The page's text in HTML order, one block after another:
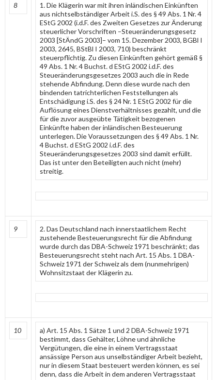
8
1. Die Klägerin war mit ihren inländischen Einkünften
aus nichtselbständiger Arbeit i.S. des § 49 Abs. 1 Nr. 4
EStG 2002 (i.d.F. des Zweiten Gesetzes zur Änderung
steuerlicher Vorschriften –Steueränderungsgesetz
2003 [StÄndG 2003]– vom 15. Dezember 2003, BGBl I
2003, 2645, BStBl I 2003, 710) beschränkt
steuerpflichtig. Zu diesen Einkünften gehört gemäß §
49 Abs. 1 Nr. 4 Buchst. d EStG 2002 i.d.F. des
Steueränderungsgesetzes 2003 auch die in Rede
stehende Abfindung. Denn diese wurde nach den
bindenden tatrichterlichen Feststellungen als
Entschädigung i.S. des § 24 Nr. 1 EStG 2002 für die
Auflösung eines Dienstverhältnisses gezahlt, und die
für die zuvor ausgeübte Tätigkeit bezogenen
Einkünfte haben der inländischen Besteuerung
unterlegen. Die Voraussetzungen des § 49 Abs. 1 Nr.
4 Buchst. d EStG 2002 i.d.F. des
Steueränderungsgesetzes 2003 sind damit erfüllt.
Das ist unter den Beteiligten auch nicht (mehr)
streitig.
9
2. Das Deutschland nach innerstaatlichem Recht
zustehende Besteuerungsrecht für die Abfindung
wurde durch das DBA-Schweiz 1971 beschränkt; das
Besteuerungsrecht steht nach Art. 15 Abs. 1 DBA-
Schweiz 1971 der Schweiz als dem (nunmehrigen)
Wohnsitzstaat der Klägerin zu.
10
a) Art. 15 Abs. 1 Sätze 1 und 2 DBA-Schweiz 1971
bestimmt, dass Gehälter, Löhne und ähnliche
Vergütungen, die eine in einem Vertragsstaat
ansässige Person aus unselbständiger Arbeit bezieht,
nur in diesem Staat besteuert werden können, es sei
denn, dass die Arbeit in dem anderen Vertragsstaat